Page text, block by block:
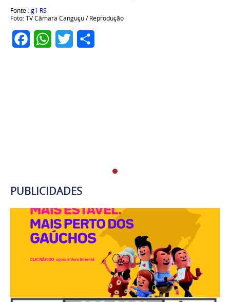
Fonte : g1 RS
Foto: TV Câmara Canguçu / Reprodução
FacebookWhatsApp
Twitter
PUBLICIDADES